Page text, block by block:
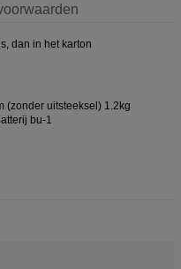
dan in het karton
(zonder uitsteeksel) 1.2kg
bu-1